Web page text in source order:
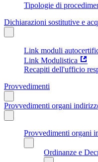
Tipologie di
Dichiarazioni sostitutive e
Link moduli
Link Modulistica
Recapiti dell'ufficio
Provvedimenti
Provvedimenti organi
Provvedimenti organi
Ordinanze e